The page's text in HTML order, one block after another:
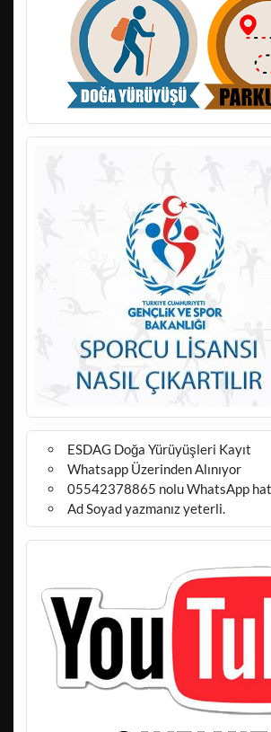
ESDAG Doğa Yürüyüşleri Kayıt
Whatsapp Üzerinden Alınıyor
05542378865 nolu WhatsApp
Ad Soyad yazmanız yeterli.